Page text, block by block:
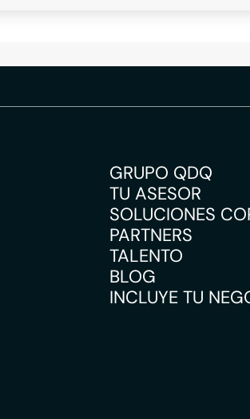
GRUPO QDQ
TU ASESOR
SOLUCIONES
PARTNERS
TALENTO
BLOG
INCLUYE TU